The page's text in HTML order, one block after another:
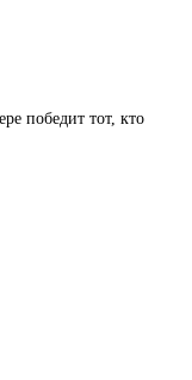
победит тот, кто